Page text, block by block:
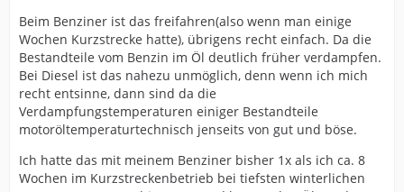
Beim Benziner ist das freifahren(also wenn man einige
Wochen Kurzstrecke hatte), übrigens recht einfach. Da die
Bestandteile vom Benzin im Öl deutlich früher verdampfen.
Bei Diesel ist das nahezu unmöglich, denn wenn ich mich
recht entsinne, dann sind da die
Verdampfungstemperaturen einiger Bestandteile
motoröltemperaturtechnisch jenseits von gut und böse.
Ich hatte das mit meinem Benziner bisher 1x als ich ca. 8
Wochen im Kurzstreckenbetrieb bei tiefsten winterlichen